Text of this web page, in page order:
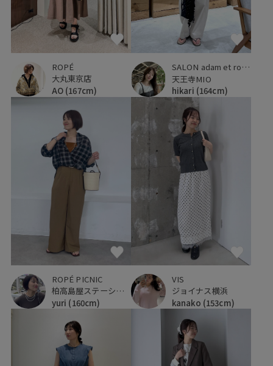
ROPÉ
大丸東京店
AO (167cm)
SALON adam et ropé
天王寺MIO
hikari (164cm)
ROPÉ PICNIC
柏高島屋ステーションモール
yuri (160cm)
VIS
ジョイナス横浜
kanako (153cm)